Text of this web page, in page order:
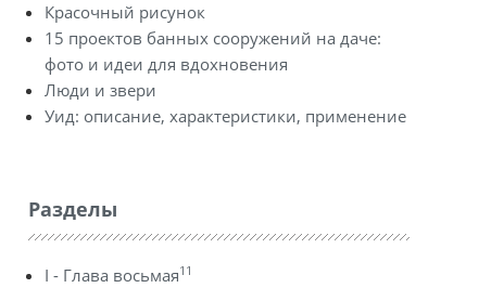
Красочный рисунок
15 проектов банных сооружений на даче:
фото и идеи для вдохновения
Люди и звери
Уид: описание, характеристики, применение
Разделы
I - Глава восьмая11